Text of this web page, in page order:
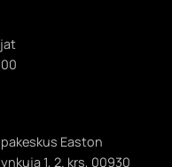
Easton
1, 2. krs, 00930